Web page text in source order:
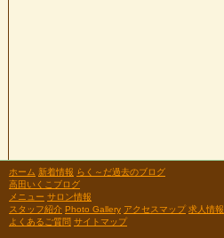
ホーム 新着情報 らく～だ過去のブログ
高田いくこブログ
メニュー サロン情報
スタッフ紹介 Photo Gallery アクセスマップ 求人情報
よくあるご質問 サイトマップ